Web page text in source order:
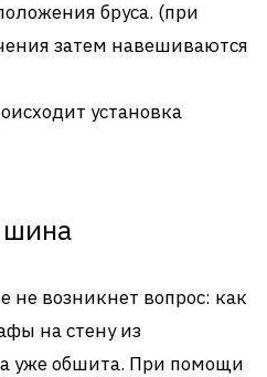
бруса. (при
затем навешиваются
установка
шина
не возникнет вопрос: как
на стену из
уже обшита. При помощи